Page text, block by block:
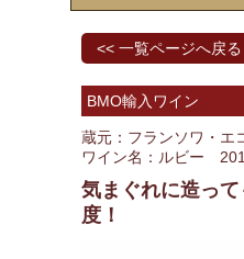
<< 一覧ページへ戻る
BMO輸入ワイン
蔵元：フランソワ・
ワイン名：ルビー
気まぐれに造っ
度！